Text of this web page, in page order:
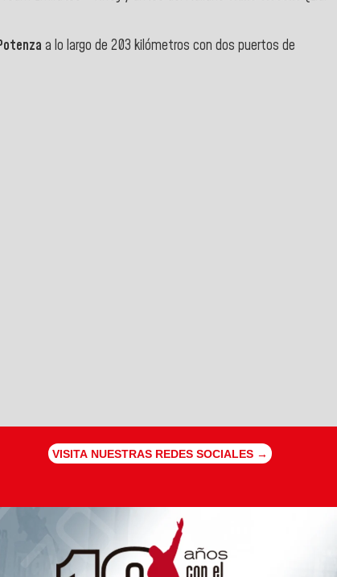
a lo largo de 203 kilómetros con dos puertos de
VISITA NUESTRAS REDES SOCIALES →